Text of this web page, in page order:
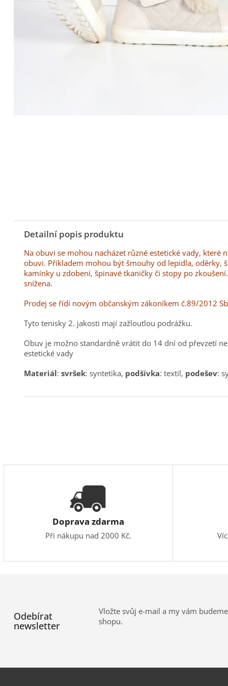
Detailní popis produktu
Na obuvi se mohou nacházet různé estetické vady,
obuvi. Příkladem mohou být šmouhy od lepidla, oděrky,
kamínky u zdobení, špinavé tkaničky či stopy po
snížena.
Prodej se řídí novým občanským zákoníkem č.89/2012
Tyto tenisky 2. jakosti mají zažloutlou podrážku.
Obuv je možno standardně vrátit do 14 dní od převzetí
estetické vady
Materiál: svršek: syntetika, podšívka: textil, podešev:
Doprava zdarma
Při nákupu nad 2000 Kč.
Odebírat
newsletter
Vložte svůj e-mail a my vám
shopu.